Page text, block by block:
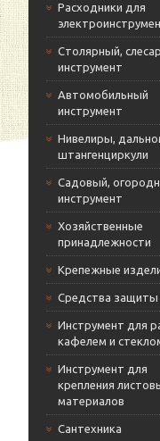
Расходники для
Столярный,
инструмент
Автомобильный
инструмент
Нивелиры,
штангенциркули
Садовый,
инструмент
Хозяйственные
принадлежности
Крепежные
Средства защиты
Инструмент для
кафелем и
Инструмент для
крепления
материалов
Сантехника